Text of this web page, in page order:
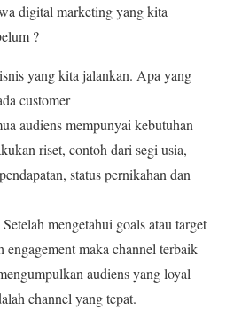
digital marketing yang kita
?
yang kita jalankan. Apa yang
customer
audiens mempunyai kebutuhan
riset, contoh dari segi usia,
status pernikahan dan
mengetahui goals atau target
engagement maka channel terbaik
audiens yang loyal
channel yang tepat.